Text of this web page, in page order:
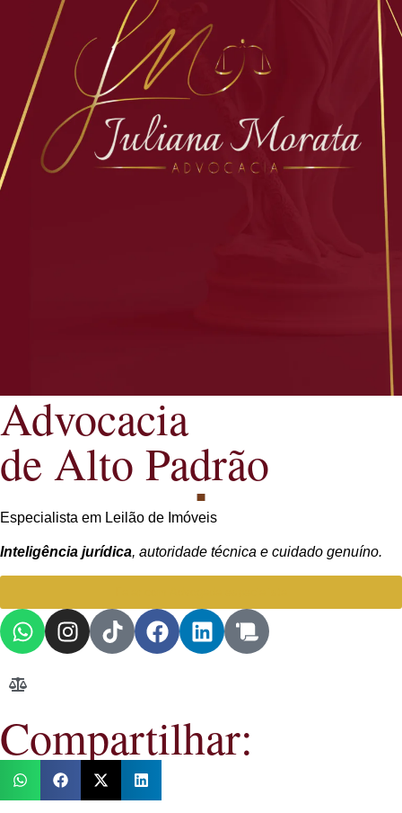
Advocacia
de Alto Padrão
Especialista em Leilão de Imóveis
Inteligência jurídica, autoridade técnica e cuidado genuíno.
Compartilhar: